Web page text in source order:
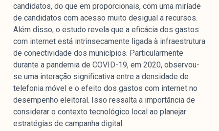
candidatos, do que em proporcionais, com uma miríade
de candidatos com acesso muito desigual a recursos.
Além disso, o estudo revela que a eficácia dos gastos
com internet está intrinsecamente ligada à infraestrutura
de conectividade dos municípios. Particularmente
durante a pandemia de COVID-19, em 2020, observou-
se uma interação significativa entre a densidade de
telefonia móvel e o efeito dos gastos com internet no
desempenho eleitoral. Isso ressalta a importância de
considerar o contexto tecnológico local ao planejar
estratégias de campanha digital.